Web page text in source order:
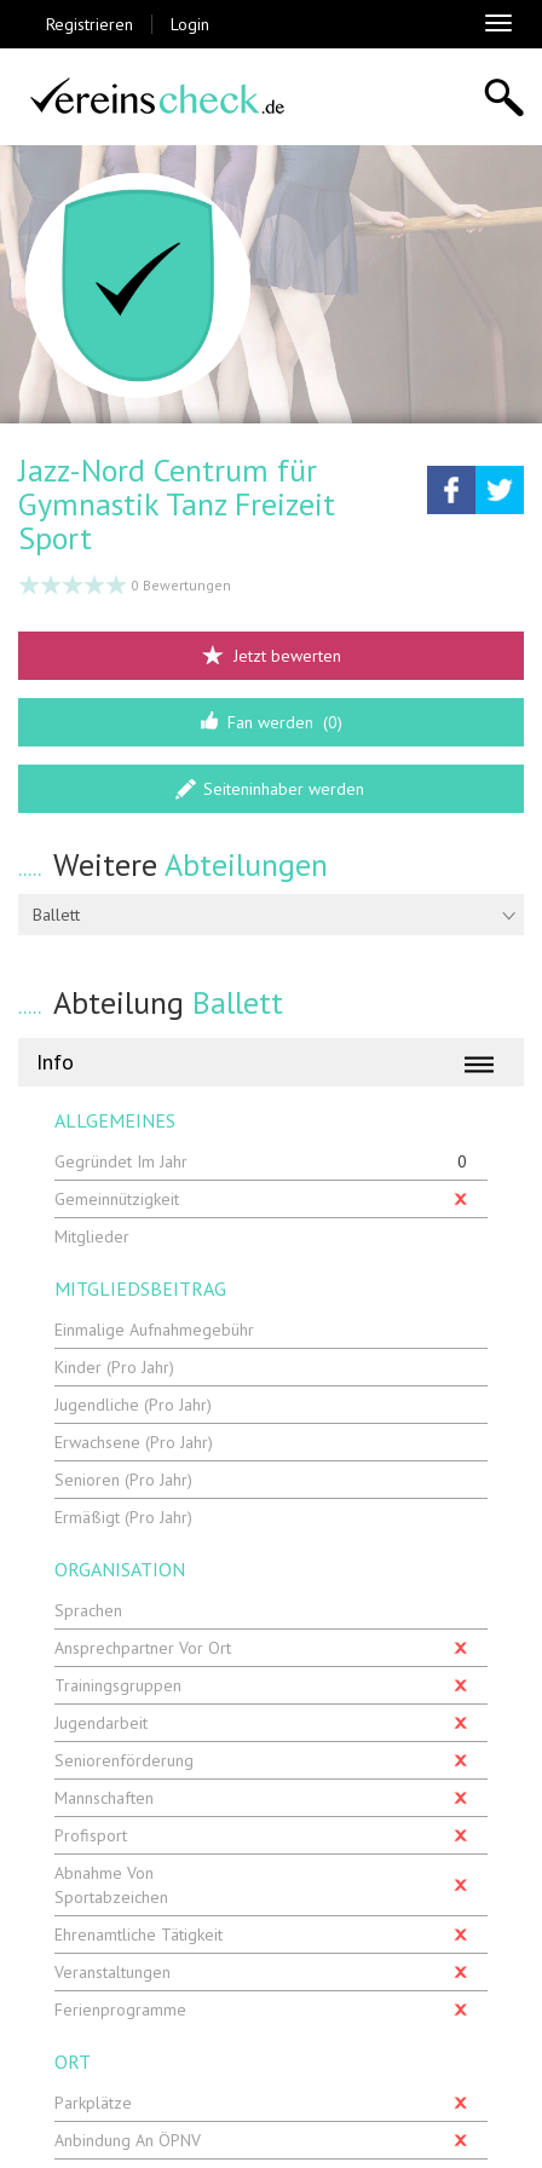
Registrieren Login
Jazz-Nord Centrum für
Gymnastik Tanz Freizeit
Sport
0 Bewertungen
Teilen
Jetzt bewerten
Fan werden (0)
Seiteninhaber werden
Weitere Abteilungen
Ballett
Abteilung Ballett
Info
ALLGEMEINES
Gegründet Im Jahr
0
Gemeinnützigkeit
Mitglieder
MITGLIEDSBEITRAG
Einmalige Aufnahmegebühr
Kinder (pro Jahr)
Jugendliche (pro Jahr)
Erwachsene (pro Jahr)
Senioren (pro Jahr)
Ermäßigt (pro Jahr)
ORGANISATION
Sprachen
Ansprechpartner Vor Ort
Trainingsgruppen
Jugendarbeit
Seniorenförderung
Mannschaften
Profisport
Abnahme Von
Sportabzeichen
Ehrenamtliche Tätigkeit
Veranstaltungen
Ferienprogramme
ORT
Parkplätze
Anbindung An ÖPNV